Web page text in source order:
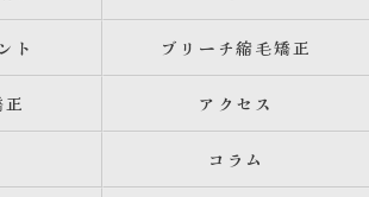
ト ブリーチ縮毛矯正
アクセス
コラム